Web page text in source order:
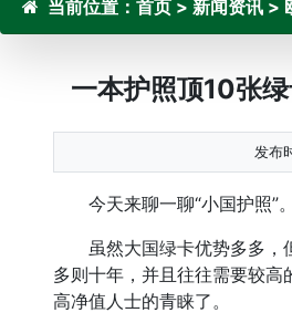
当前位置： 首页 > 新闻资讯 >
一本护照顶10张
发布
今天来聊一聊“小国护照”。
虽然大国绿卡优势多多，但
多则十年，并且往往需要较
高净值人士的青睐了。